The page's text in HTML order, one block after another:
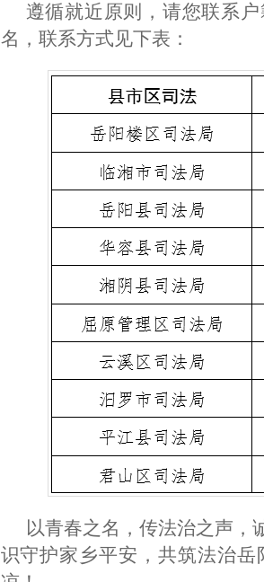
遵循就近原则，请您联系
名，联系方式见下表：
以青春之名，传法治之声，
识守护家乡平安，共筑法治